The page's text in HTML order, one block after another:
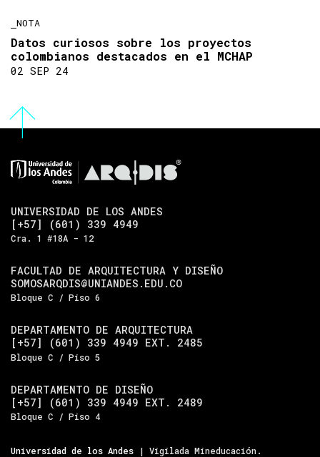
NOTA
Datos curiosos sobre los proyectos
colombianos destacados en el MCHAP
02 SEP 24
UNIVERSIDAD DE LOS ANDES
[+57] (601) 339 4949
Cra. 1 #18A - 12
FACULTAD DE ARQUITECTURA Y DISEÑO
SOMOSARQDIS@UNIANDES.EDU.CO
Bloque C / Piso 6
DEPARTAMENTO DE ARQUITECTURA
[+57] (601) 339 4949 EXT. 2485
Bloque C / Piso 5
DEPARTAMENTO DE DISEÑO
[+57] (601) 339 4949 EXT. 2489
Bloque C / Piso 4
Universidad de los Andes | Vigilada Mineducación.